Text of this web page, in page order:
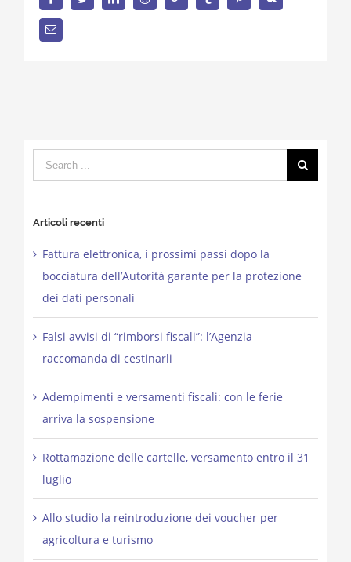
Email
Search
for:
Articoli recenti
Fattura elettronica, i prossimi passi dopo la
bocciatura dell’Autorità garante per la protezione
dei dati personali
Falsi avvisi di “rimborsi fiscali”: l’Agenzia
raccomanda di cestinarli
Adempimenti e versamenti fiscali: con le ferie
arriva la sospensione
Rottamazione delle cartelle, versamento entro il 31
luglio
Allo studio la reintroduzione dei voucher per
agricoltura e turismo